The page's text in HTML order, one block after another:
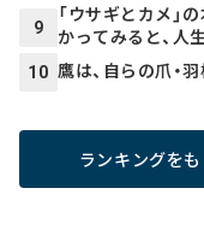
9
「ウサギとカメ」
かってみると、人
10 鷹は、自らの爪・
ランキングを